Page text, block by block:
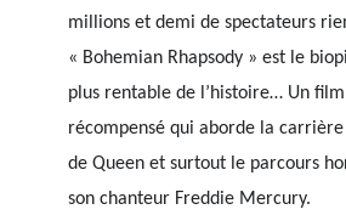
millions et demi de spectateurs
« Bohemian Rhapsody » est le
plus rentable de l’histoire… Un
récompensé qui aborde la
de Queen et surtout le parcours
son chanteur Freddie Mercury.